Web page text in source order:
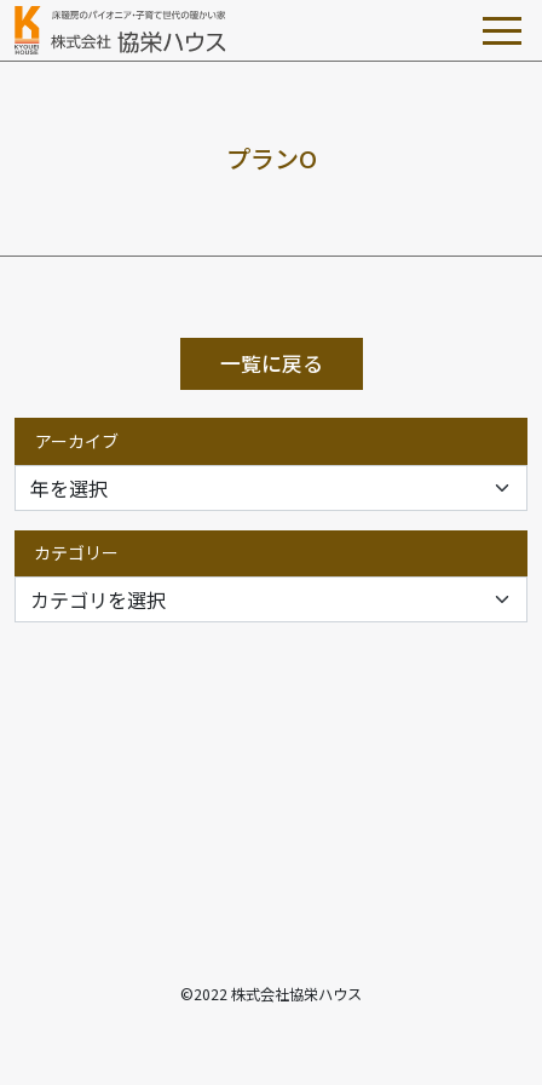
プランO
一覧に戻る
アーカイブ
カテゴリー
©2022 株式会社協栄ハウス